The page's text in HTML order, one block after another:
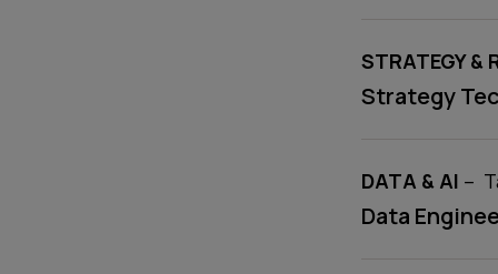
STRATEGY &
Strategy
DATA & AI –
Data